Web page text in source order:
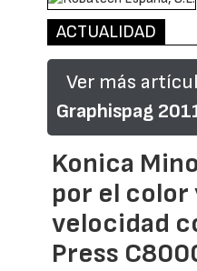
ACTUALIDAD
Ver más
Graphispag
Konica
por el color
velocidad
Press